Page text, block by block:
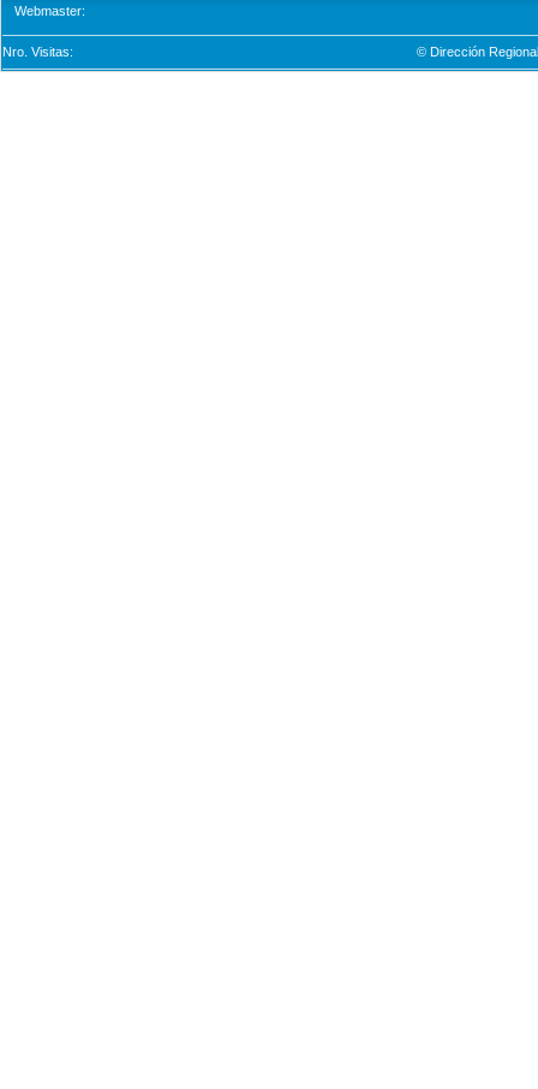
Webmaster:
© Dirección
Nro. Visitas: